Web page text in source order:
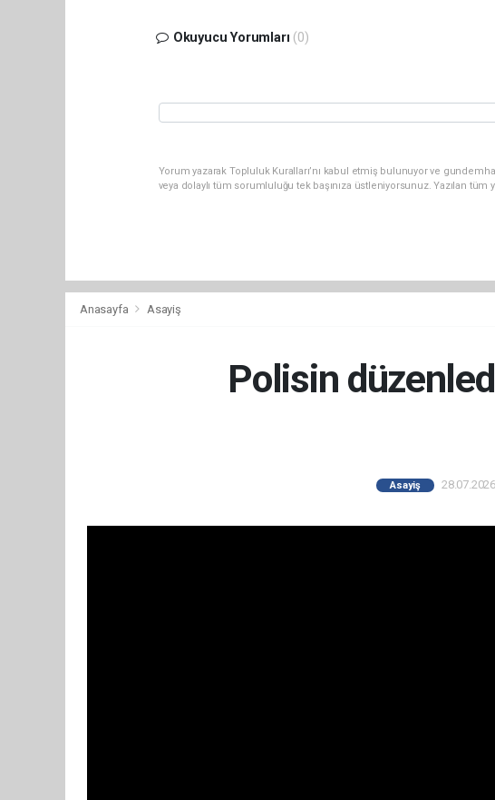
Okuyucu Yorumları (0)
Yorum yazarak Topluluk Kuralları’nı kabul etmiş bulunuyor ve
veya dolaylı tüm sorumluluğu tek başınıza üstleniyorsunuz. Yazılan
Anasayfa Asayiş
Polisin
Asayiş